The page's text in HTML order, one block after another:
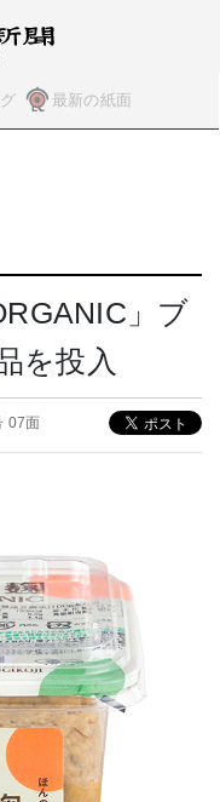
最新の紙面
」ブ
を投入
07面